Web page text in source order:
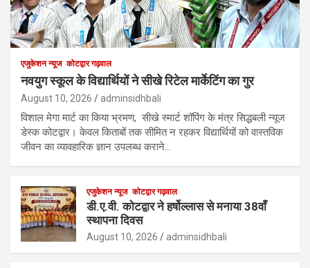
एजुकेशन न्‍यूज कोटद्वार गढ़वाल
नवयुग स्कूल के विद्यार्थियों ने सीखे रिटेल मार्केटिंग का गुर
August 10, 2026 adminsidhbali
विशाल मेगा मार्ट का किया भ्रमण, सीखे स्मार्ट शॉपिंग के मंत्र सिद्धबली न्यूज
डेस्क कोटद्वार। केवल किताबों तक सीमित न रहकर विद्यार्थियों को वास्तविक
जीवन का व्यावहारिक ज्ञान उपलब्ध कराने…
एजुकेशन न्‍यूज कोटद्वार गढ़वाल
डी.ए.वी. कोटद्वार ने हर्षोल्लास से मनाया 38वाँ
स्थापना दिवस
August 10, 2026 adminsidhbali